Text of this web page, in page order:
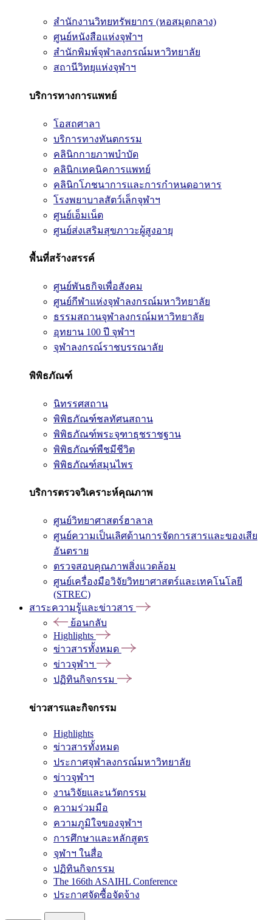
สำนักงานวิทยทรัพยากร (หอสมุดกลาง)
ศูนย์หนังสือแห่งจุฬาฯ
สำนักพิมพ์จุฬาลงกรณ์มหาวิทยาลัย
สถานีวิทยุแห่งจุฬาฯ
บริการทางการแพทย์
โอสถศาลา
บริการทางทันตกรรม
คลินิกกายภาพบำบัด
คลินิกเทคนิคการแพทย์
คลินิกโภชนาการและการกำหนดอาหาร
โรงพยาบาลสัตว์เล็กจุฬาฯ
ศูนย์เอ็มเน็ต
ศูนย์ส่งเสริมสุขภาวะผู้สูงอายุ
พื้นที่สร้างสรรค์
ศูนย์พันธกิจเพื่อสังคม
ศูนย์กีฬาแห่งจุฬาลงกรณ์มหาวิทยาลัย
ธรรมสถานจุฬาลงกรณ์มหาวิทยาลัย
อุทยาน 100 ปี จุฬาฯ
จุฬาลงกรณ์ราชบรรณาลัย
พิพิธภัณฑ์
นิทรรศสถาน
พิพิธภัณฑ์ชลทัศนสถาน
พิพิธภัณฑ์พระจุฑาธุชราชฐาน
พิพิธภัณฑ์พืชมีชีวิต
พิพิธภัณฑ์สมุนไพร
บริการตรวจวิเคราะห์คุณภาพ
ศูนย์วิทยาศาสตร์ฮาลาล
ศูนย์ความเป็นเลิศด้านการจัดการสารและของเสีย
อันตราย
ตรวจสอบคุณภาพสิ่งแวดล้อม
ศูนย์เครื่องมือวิจัยวิทยาศาสตร์และเทคโนโลยี
(STREC)
สาระความรู้และข่าวสาร
ย้อนกลับ
Highlights
ข่าวสารทั้งหมด
ข่าวจุฬาฯ
ปฏิทินกิจกรรม
ข่าวสารและกิจกรรม
Highlights
ข่าวสารทั้งหมด
ประกาศจุฬาลงกรณ์มหาวิทยาลัย
ข่าวจุฬาฯ
งานวิจัยและนวัตกรรม
ความร่วมมือ
ความภูมิใจของจุฬาฯ
การศึกษาและหลักสูตร
จุฬาฯ ในสื่อ
ปฏิทินกิจกรรม
The 166th ASAIHL Conference
ประกาศจัดซื้อจัดจ้าง